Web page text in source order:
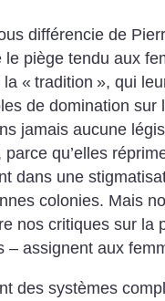
différencie de
piège tendu aux
la « tradition », qui
de domination sur
jamais aucune
qu’elles
dans une
colonies. Mais
nos critiques sur la
– assignent aux
des systèmes